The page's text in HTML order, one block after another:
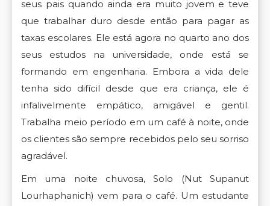
seus pais quando ainda era muito jovem e teve
que trabalhar duro desde então para pagar as
taxas escolares. Ele está agora no quarto ano dos
seus estudos na universidade, onde está se
formando em engenharia. Embora a vida dele
tenha sido difícil desde que era criança, ele é
infalivelmente empático, amigável e gentil.
Trabalha meio período em um café à noite, onde
os clientes são sempre recebidos pelo seu sorriso
agradável.
Em uma noite chuvosa, Solo (Nut Supanut
Lourhaphanich) vem para o café. Um estudante